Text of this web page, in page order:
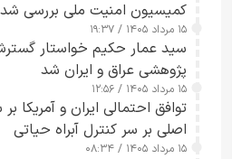
کمیسیون امنیت ملی بررسی شد
۱۵ مرداد ۱۴۰۵ / ۱۹:۳۷
سید عمار حکیم خواستار
پژوهشی عراق و ایران شد
۱۵ مرداد ۱۴۰۵ / ۱۲:۵۶
توافق احتمالی ایران و آمریکا
اصلی بر سر کنترل آبراه حیاتی
۱۵ مرداد ۱۴۰۵ / ۰۸:۳۴